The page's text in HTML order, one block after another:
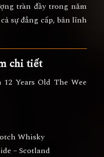
tràn đầy trong năm
sự đẳng cấp, bản lĩnh
chi tiết
12 Years Old The Wee
Whisky
– Scotland